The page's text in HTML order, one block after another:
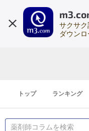
サクサ
ダウンロ
トップ ランキング